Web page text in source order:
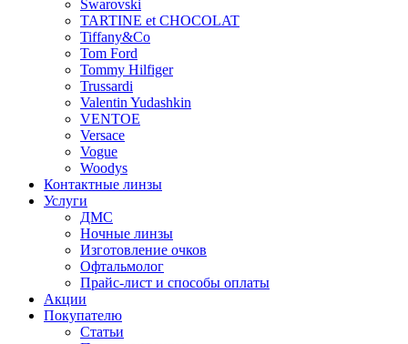
Swarovski
TARTINE et CHOCOLAT
Tiffany&Co
Tom Ford
Tommy Hilfiger
Trussardi
Valentin Yudashkin
VENTOE
Versace
Vogue
Woodys
Контактные линзы
Услуги
ДМС
Ночные линзы
Изготовление очков
Офтальмолог
Прайс-лист и способы оплаты
Акции
Покупателю
Статьи